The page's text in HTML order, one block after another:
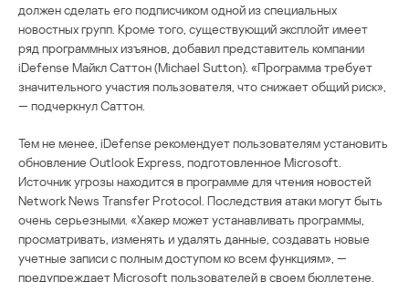
должен сделать его подписчиком одной из специальных
новостных групп. Кроме того, существующий эксплойт имеет
ряд программных изъянов, добавил представитель компании
iDefense Майкл Саттон (Michael Sutton). «Программа требует
значительного участия пользователя, что снижает общий риск»,
— подчеркнул Саттон.
Тем не менее, iDefense рекомендует пользователям установить
обновление Outlook Express, подготовленное Microsoft.
Источник угрозы находится в программе для чтения новостей
Network News Transfer Protocol. Последствия атаки могут быть
очень серьезными. «Хакер может устанавливать программы,
просматривать, изменять и удалять данные, создавать новые
учетные записи с полным доступом ко всем функциям», —
предупреждает Microsoft пользователей в своем бюллетене.